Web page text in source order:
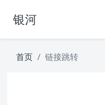
银河
首页 链接跳转